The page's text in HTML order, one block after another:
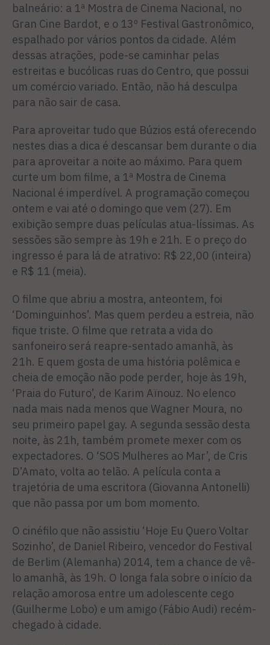
balneário: a 1ª Mostra de Cinema Nacional, no
Gran Cine Bardot, e o 13º Festival Gastronômico,
espalhado por vários pontos da cidade. Além
dessas atrações, pode-se caminhar pelas
estreitas e bucólicas ruas do Centro, que possui
um comércio variado. Então, não há desculpa
para não sair de casa.
Para aproveitar tudo que Búzios está oferecendo
nestes dias a dica é descansar bem durante o dia
para aproveitar a noite ao máximo. Para quem
curte um bom filme, a 1ª Mostra de Cinema
Nacional é imperdível. A programação começou
ontem e vai até o domingo que vem (27). Em
exibição sempre duas películas atua-líssimas. As
sessões são sempre às 19h e 21h. E o preço do
ingresso é para lá de atrativo: R$ 22,00 (inteira)
e R$ 11 (meia).
O filme que abriu a mostra, anteontem, foi
‘Dominguinhos’. Mas quem perdeu a estreia, não
fique triste. O filme que retrata a vida do
sanfoneiro será reapre-sentado amanhã, às
21h. E quem gosta de uma história polêmica e
cheia de emoção não pode perder, hoje às 19h,
‘Praia do Futuro’, de Karim Aïnouz. No elenco
nada mais nada menos que Wagner Moura, no
seu primeiro papel gay. A segunda sessão desta
noite, às 21h, também promete mexer com os
expectadores. O ‘SOS Mulheres ao Mar’, de Cris
D’Amato, volta ao telão. A película conta a
trajetória de uma escritora (Giovanna Antonelli)
que não passa por um bom momento.
O cinéfilo que não assistiu ‘Hoje Eu Quero Voltar
Sozinho’, de Daniel Ribeiro, vencedor do Festival
de Berlim (Alemanha) 2014, tem a chance de vê-
lo amanhã, às 19h. O longa fala sobre o início da
relação amorosa entre um adolescente cego
(Guilherme Lobo) e um amigo (Fábio Audi) recém-
chegado à cidade.